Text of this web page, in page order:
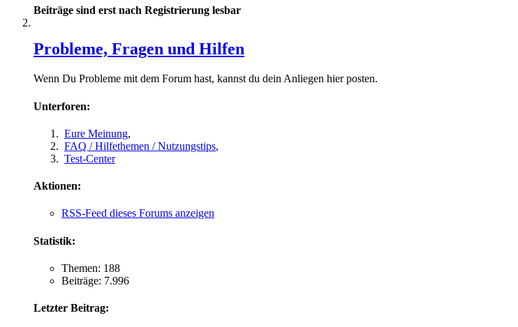
Beiträge sind erst nach Registrierung lesbar
Probleme, Fragen und Hilfen
Wenn Du Probleme mit dem Forum hast, kannst du dein Anliegen hier posten.
Unterforen:
Eure Meinung,
FAQ / Hilfethemen / Nutzungstips,
Test-Center
Aktionen:
RSS-Feed dieses Forums anzeigen
Statistik:
Themen: 188
Beiträge: 7.996
Letzter Beitrag: